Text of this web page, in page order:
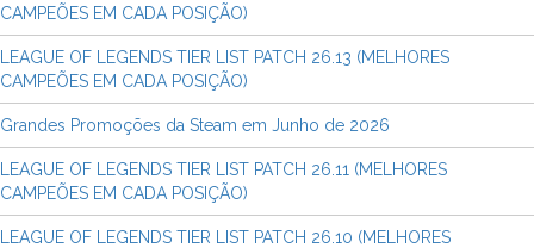
CAMPEÕES EM CADA POSIÇÃO)
LEAGUE OF LEGENDS TIER LIST PATCH 26.13 (MELHORES
CAMPEÕES EM CADA POSIÇÃO)
Grandes Promoções da Steam em Junho de 2026
LEAGUE OF LEGENDS TIER LIST PATCH 26.11 (MELHORES
CAMPEÕES EM CADA POSIÇÃO)
LEAGUE OF LEGENDS TIER LIST PATCH 26.10 (MELHORES